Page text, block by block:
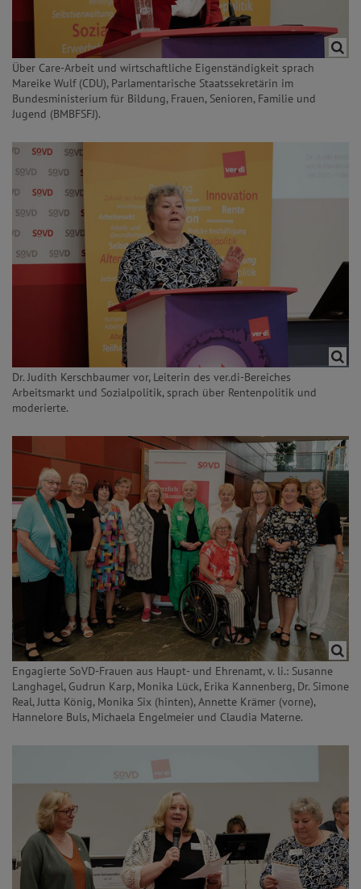
Über Care-Arbeit und wirtschaftliche Eigenständigkeit sprach
Mareike Wulf (CDU), Parlamentarische Staatssekretärin im
Bundesministerium für Bildung, Frauen, Senioren, Familie und
Jugend (BMBFSFJ).
Dr. Judith Kerschbaumer vor, Leiterin des ver.di-Bereiches
Arbeitsmarkt und Sozialpolitik, sprach über Rentenpolitik und
moderierte.
Engagierte SoVD-Frauen aus Haupt- und Ehrenamt, v. li.: Susanne
Langhagel, Gudrun Karp, Monika Lück, Erika Kannenberg, Dr. Simone
Real, Jutta König, Monika Six (hinten), Annette Krämer (vorne),
Hannelore Buls, Michaela Engelmeier und Claudia Materne.